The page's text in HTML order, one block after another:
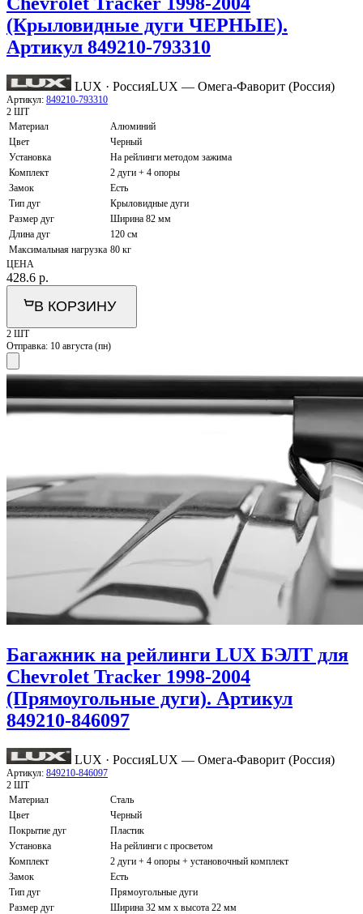
(Крыловидные дуги ЧЕРНЫЕ).
Артикул 849210-793310
LUX · РоссияLUX — Омега-Фаворит (Россия)
Артикул: 849210-793310
2 ШТ
Материал
Алюминий
Цвет
Черный
Установка
На рейлинги методом зажима
Комплект
2 дуги + 4 опоры
Замок
Есть
Тип дуг
Крыловидные дуги
Размер дуг
Ширина 82 мм
Длина дуг
120 см
Максимальная нагрузка 80 кг
ЦЕНА
428.6 р.
В КОРЗИНУ
2 ШТ
Отправка: 10 августа (пн)
Багажник на рейлинги LUX БЭЛТ для
Chevrolet Tracker 1998-2004
(Прямоугольные дуги). Артикул
849210-846097
LUX · РоссияLUX — Омега-Фаворит (Россия)
Артикул: 849210-846097
2 ШТ
Материал
Сталь
Цвет
Черный
Покрытие дуг
Пластик
Установка
На рейлинги с просветом
Комплект
2 дуги + 4 опоры + установочный комплект
Замок
Есть
Тип дуг
Прямоугольные дуги
Размер дуг
Ширина 32 мм х высота 22 мм